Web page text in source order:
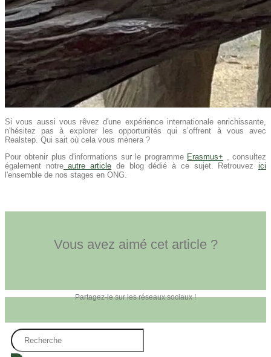
Si vous aussi vous rêvez d'une expérience internationale enrichissante,
n'hésitez pas à explorer les opportunités qui s’offrent à vous avec
Realstep. Qui sait où cela vous mènera ?
Pour obtenir plus d'informations sur le programme Erasmus+ , consultez
également notreautre article de blog dédié à ce sujet. Retrouvezici
l'ensemble de nos stages en ONG.
Vous avez aimé cet article ?
Partagez-le sur les réseaux sociaux !
Search
...